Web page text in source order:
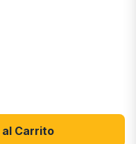
Carrito